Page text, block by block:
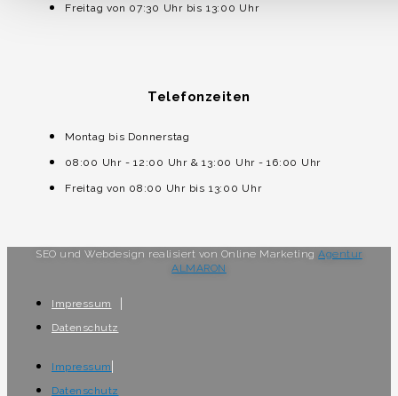
Freitag von 07:30 Uhr bis 13:00 Uhr
Telefonzeiten
Montag bis Donnerstag
08:00 Uhr - 12:00 Uhr & 13:00 Uhr - 16:00 Uhr
Freitag von 08:00 Uhr bis 13:00 Uhr
SEO und Webdesign realisiert von Online MarketingAgentur
ALMARON
Impressum
Datenschutz
Impressum
Datenschutz